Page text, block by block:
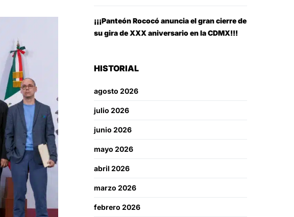
¡¡¡Panteón Rococó anuncia el gran cierre de
su gira de XXX aniversario en la CDMX!!!
HISTORIAL
agosto 2026
julio 2026
junio 2026
mayo 2026
abril 2026
marzo 2026
febrero 2026